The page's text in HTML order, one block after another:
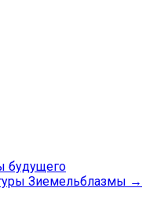
будущего
Зиемельблазмы →